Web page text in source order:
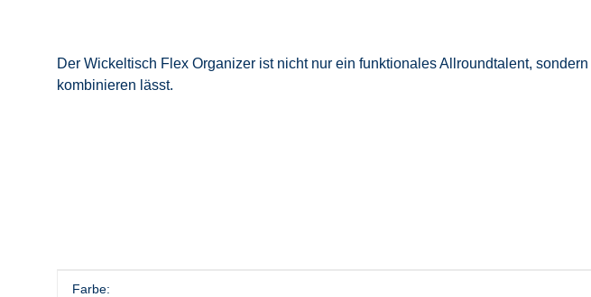
Der Wickeltisch Flex Organizer ist nicht nur ein funktionales Allroundtalent,
kombinieren lässt.
Produkteigenschaft
Wert
Farbe: